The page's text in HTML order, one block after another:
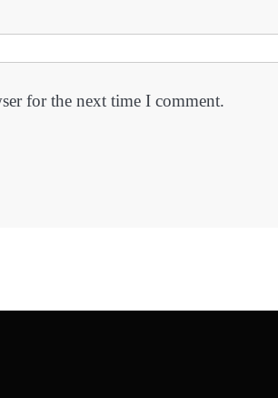
for the next time I comment.